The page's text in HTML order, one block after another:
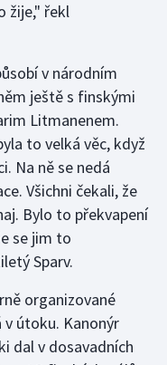
žije," řekl
v národním
ještě s finskými
Litmanenem.
to velká věc, když
Na ně se nedá
Všichni čekali, že
Bylo to překvapení
se jim to
Sparv.
organizované
v útoku. Kanonýr
dal v dosavadních